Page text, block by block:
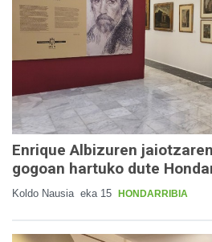
Enrique Albizuren
gogoan hartuko dute
Koldo Nausia eka 15 HONDARRIBIA